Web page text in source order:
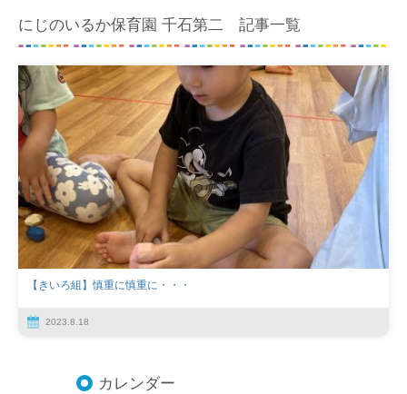
にじのいるか保育園 千石第二 記事一覧
【きいろ組】慎重に慎重に・・・
2023.8.18
カレンダー